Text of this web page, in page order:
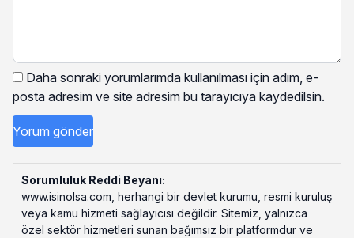
Daha sonraki yorumlarımda kullanılması için adım, e-
posta adresim ve site adresim bu tarayıcıya kaydedilsin.
Sorumluluk Reddi Beyanı:
www.isinolsa.com, herhangi bir devlet kurumu, resmi kuruluş
veya kamu hizmeti sağlayıcısı değildir. Sitemiz, yalnızca
özel sektör hizmetleri sunan bağımsız bir platformdur ve